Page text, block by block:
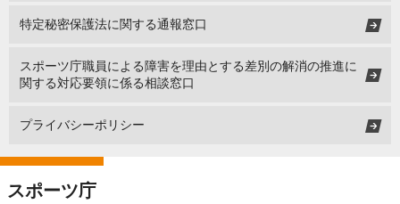
特定秘密保護法に関する通報窓口
スポーツ庁職員による障害を理由とする差別の解消の推進に
関する対応要領に係る相談窓口
プライバシーポリシー
スポーツ庁